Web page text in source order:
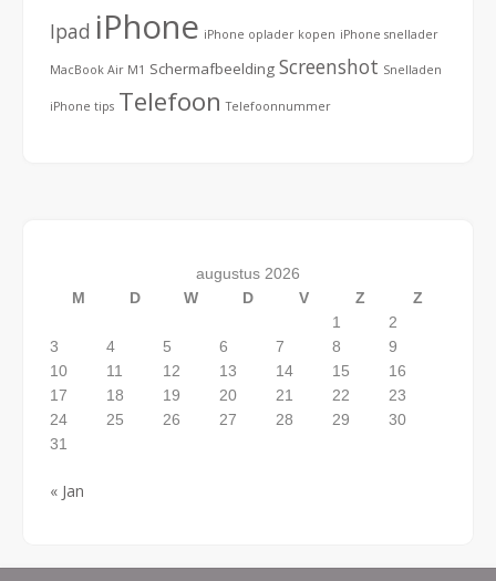
Ipad iPhone iPhone oplader kopen iPhone snellader
MacBook Air M1 Schermafbeelding Screenshot Snelladen
iPhone tips Telefoon Telefoonnummer
augustus 2026
M
D W D V Z
Z
1
2
3
4 5 6 7 8
9
10
11 12 13 14 15
16
17
18 19 20 21 22
23
24
25 26 27 28 29
30
31
« Jan